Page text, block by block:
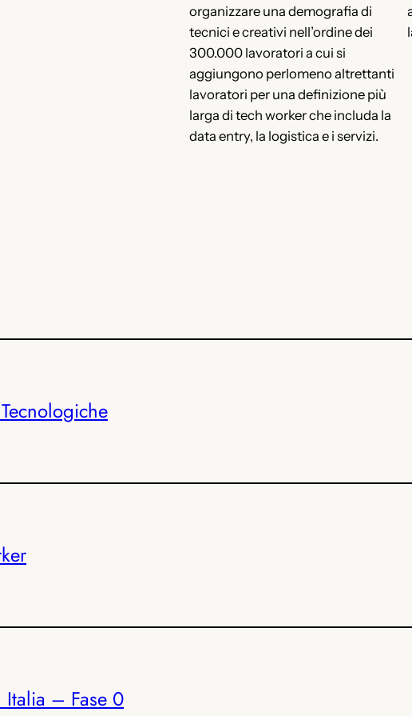
organizzare una demografia di
tecnici e creativi nell’ordine dei
300.000 lavoratori a cui si
aggiungono perlomeno altrettanti
lavoratori per una definizione più
larga di tech worker che includa la
data entry, la logistica e i servizi.
Italia – Fase 0